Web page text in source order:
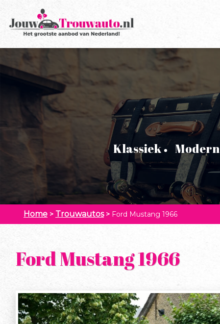
Klassiek Modern
Home > Trouwautos > Ford Mustang 1966
Ford Mustang 1966